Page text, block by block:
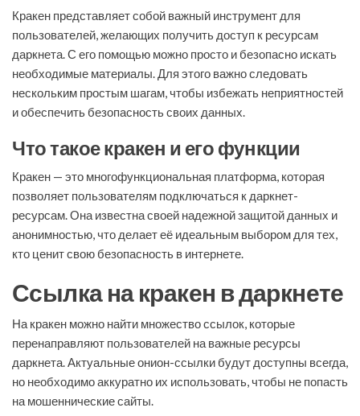
Кракен представляет собой важный инструмент для
пользователей, желающих получить доступ к ресурсам
даркнета. С его помощью можно просто и безопасно искать
необходимые материалы. Для этого важно следовать
нескольким простым шагам, чтобы избежать неприятностей
и обеспечить безопасность своих данных.
Что такое кракен и его функции
Кракен — это многофункциональная платформа, которая
позволяет пользователям подключаться к даркнет-
ресурсам. Она известна своей надежной защитой данных и
анонимностью, что делает её идеальным выбором для тех,
кто ценит свою безопасность в интернете.
Ссылка на кракен в даркнете
На кракен можно найти множество ссылок, которые
перенаправляют пользователей на важные ресурсы
даркнета. Актуальные онион-ссылки будут доступны всегда,
но необходимо аккуратно их использовать, чтобы не попасть
на мошеннические сайты.